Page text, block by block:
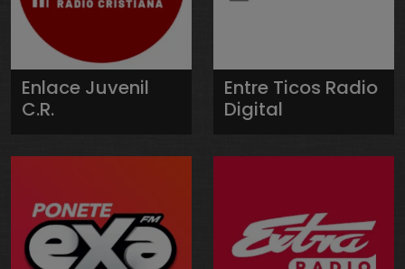
Enlace Juvenil
C.R.
Entre Ticos Radio
Digital